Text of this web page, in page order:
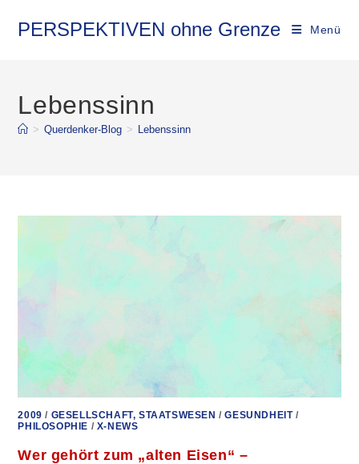
InhaltPERSPEKTIVEN ohne Grenze Menü
Lebenssinn
> Querdenker-Blog > Lebenssinn
2009 / GESELLSCHAFT, STAATSWESEN /GESUNDHEIT/
PHILOSOPHIE / X-NEWS
Wer gehört zum „alten Eisen“ –